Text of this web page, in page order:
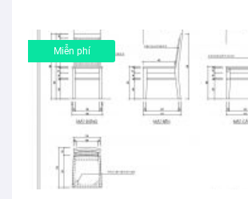
Miễn phí